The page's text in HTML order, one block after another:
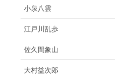
小泉八雲
江戸川乱歩
佐久間象山
大村益次郎